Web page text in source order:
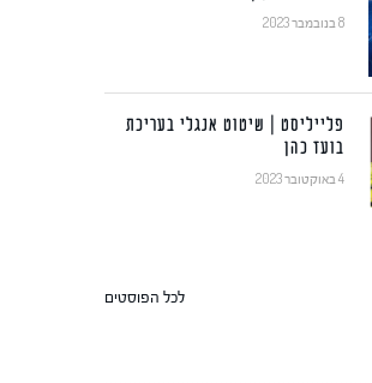
8 בנובמבר 2023
פלייליסט | שיטוט אנגלי בעריכת
בועז כהן
4 באוקטובר 2023
לכל הפוסטים